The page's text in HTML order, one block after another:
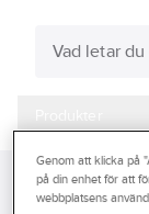
Kampanjer
Outlet
Gelia Produkter
Säkringsmateriel
Genom att klicka på
på din enhet för att
webbplatsens